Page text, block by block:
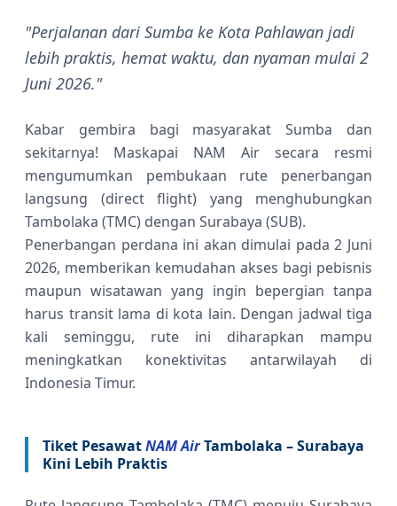
"Perjalanan dari Sumba ke Kota Pahlawan jadi
lebih praktis, hemat waktu, dan nyaman mulai 2
Juni 2026."
Kabar gembira bagi masyarakat Sumba dan
sekitarnya! Maskapai NAM Air secara resmi
mengumumkan pembukaan rute penerbangan
langsung (direct flight) yang menghubungkan
Tambolaka (TMC) dengan Surabaya (SUB).
Penerbangan perdana ini akan dimulai pada 2 Juni
2026, memberikan kemudahan akses bagi pebisnis
maupun wisatawan yang ingin bepergian tanpa
harus transit lama di kota lain. Dengan jadwal tiga
kali seminggu, rute ini diharapkan mampu
meningkatkan konektivitas antarwilayah di
Indonesia Timur.
Tiket PesawatNAM AirTambolaka – Surabaya
Kini Lebih Praktis